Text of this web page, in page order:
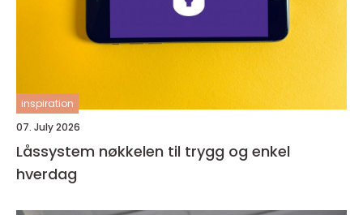
inspiration
07. July 2026
Låssystem nøkkelen til trygg og enkel
hverdag